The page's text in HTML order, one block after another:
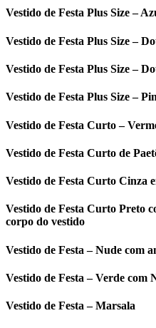
Vestido de Festa Plus Size –
Vestido de Festa Plus Size –
Vestido de Festa Plus Size –
Vestido de Festa Plus Size –
Vestido de Festa Curto –
Vestido de Festa Curto de
Vestido de Festa Curto Cinza
Vestido de Festa Curto Preto
corpo do vestido
Vestido de Festa – Nude com
Vestido de Festa – Verde com
Vestido de Festa – Marsala